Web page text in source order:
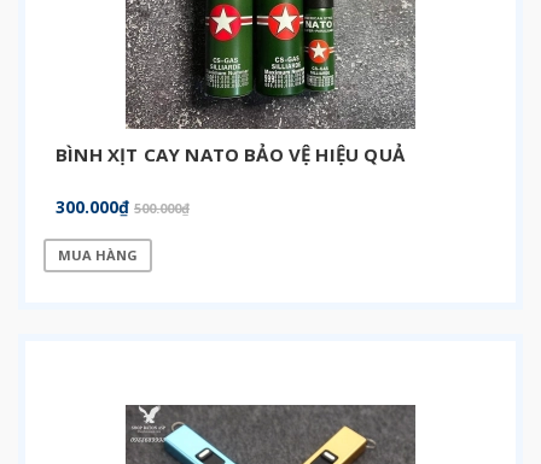
BÌNH XỊT CAY NATO BẢO VỆ HIỆU QUẢ
300.000₫ 500.000₫
MUA HÀNG